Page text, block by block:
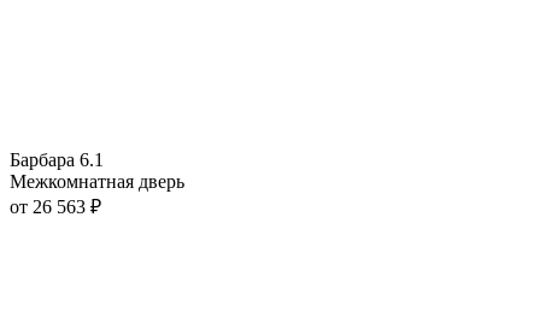
Барбара 6.1
Межкомнатная дверь
от 26 563 ₽